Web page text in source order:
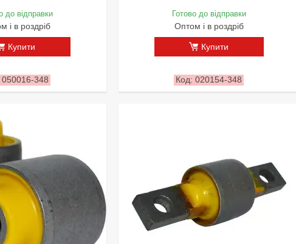
до відправки
і в роздріб
Купити
050016-348
Готово до відправки
Оптом і в роздріб
Купити
020154-348